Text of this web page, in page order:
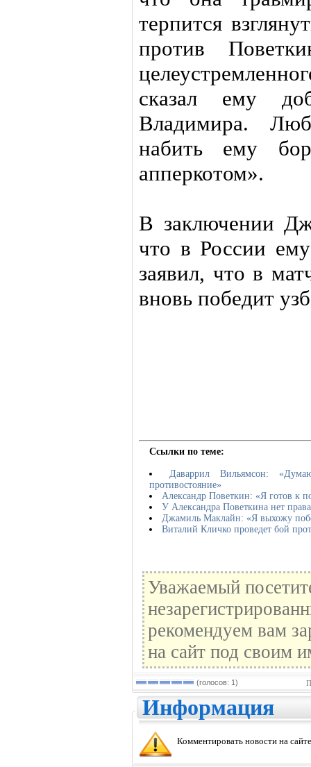
терпится
против
сказал ему
Владимира.
набить ему
апперкотом».
В заключении
что в России
заявил, что в
вновь победит
Ссылки по теме:
Даваррил Вильямсон:
противостояние»
Александр Поветкин: «Я готов к
У Александра Поветкина нет
Джамиль Маклайн: «Я выхожу
Виталий Кличко проведет бой
Уважаемый
рекомендуем вам
на сайт под своим
(голосов: 1)
Информация
Комментировать новости на